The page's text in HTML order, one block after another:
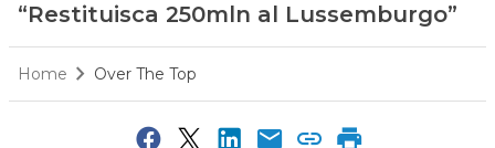
“Restituisca 250mln al Lussemburgo”
Home Over The Top